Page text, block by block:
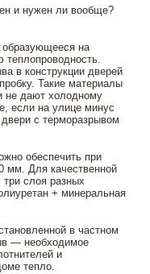
и нужен ли вообще?
на
в конструкции дверей
Такие материалы
не дают холодному
если на улице минус
с терморазрывом
обеспечить при
Для качественной
слоя разных
+ минеральная
в частном
— необходимое
и
тепло.